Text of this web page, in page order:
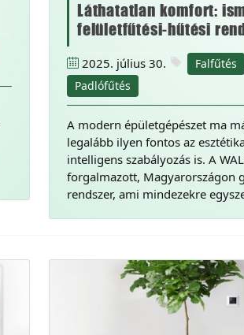
Láthatatlan komfort:
felületfűtési-hűtési
2025. július 30. Falfűtés
Padlófűtés
A modern épületgépészet ma
legalább ilyen fontos az
intelligens szabályozás is. A
forgalmazott, Magyarországon
rendszer, ami mindezekre